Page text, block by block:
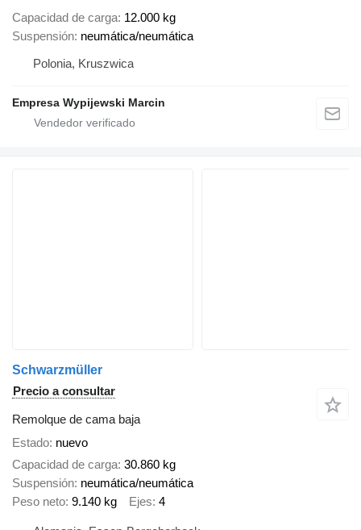
Capacidad de carga 12.000 kg
Suspensión neumática/neumática
Polonia, Kruszwica
Empresa Wypijewski Marcin
Schwarzmüller
Precio a consultar
Remolque de cama baja
Estado nuevo
Capacidad de carga 30.860 kg
Suspensión neumática/neumática
Peso neto 9.140 kg Ejes 4